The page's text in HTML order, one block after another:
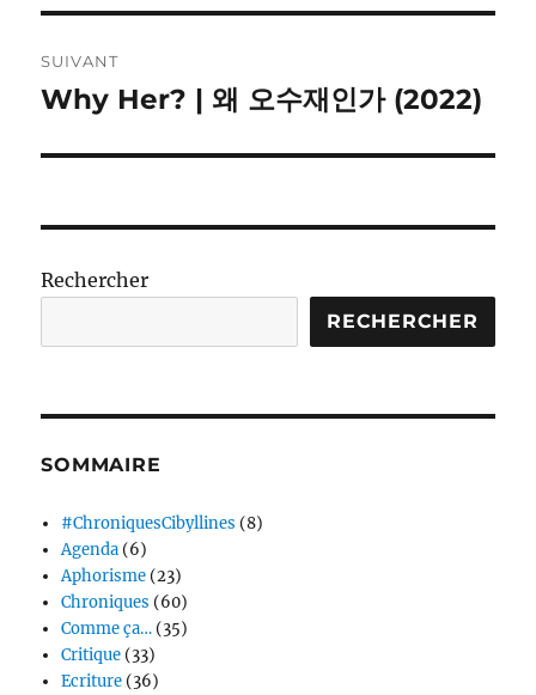
SUIVANT
Publication
Why Her? | 왜 오수재인가 (2022)
Rechercher
RECHERCHER
SOMMAIRE
#ChroniquesCibyllines (8)
Agenda(6)
Aphorisme(23)
Chroniques (60)
Comme ça…(35)
Critique(33)
Ecriture(36)